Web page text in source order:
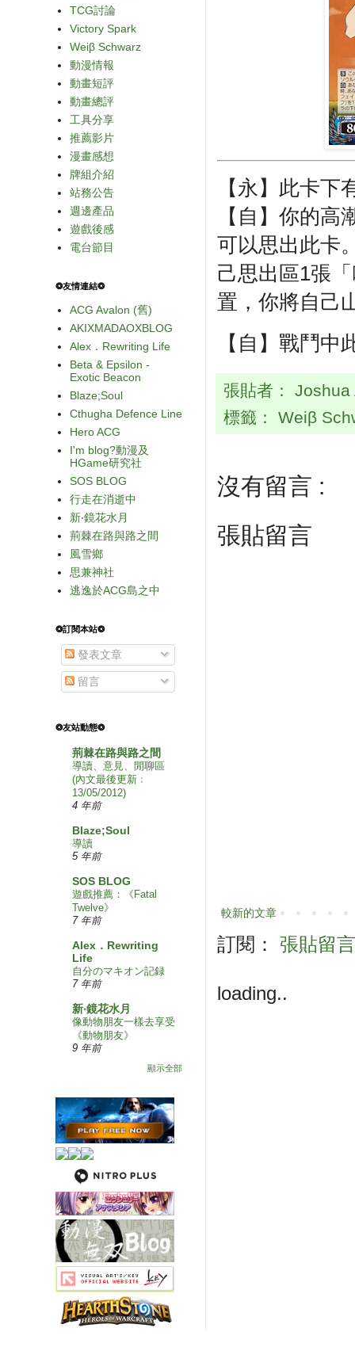
【永】此卡
【自】你的
可以思出此卡
己思出區1張
置，你將自己
【自】戰鬥
張貼者：
標籤： Weiβ
沒有留言 :
張貼留言
較新的文章
訂閱： 張貼留
loading..
TCG討論
Victory Spark
Weiβ Schwarz
動漫情報
動畫短評
動畫總評
工具分享
推薦影片
漫畫感想
牌組介紹
站務公告
週邊產品
遊戲後感
電台節目
❂友情連結❂
ACG Avalon (舊)
AKIXMADAOXBLOG
Alex．Rewriting Life
Beta & Epsilon -
Exotic Beacon
Blaze;Soul
Cthugha Defence Line
Hero ACG
I'm blog?動漫及
HGame研究社
SOS BLOG
行走在消逝中
新‧鏡花水月
荊棘在路與路之間
風雪鄉
思兼神社
逃逸於ACG島之中
❂訂閱本站❂
發表文章
留言
❂友站動態❂
荊棘在路與路之間
導讀、意見、閒聊區
(內文最後更新﹕
13/05/2012)
4 年前
Blaze;Soul
導讀
5 年前
SOS BLOG
遊戲推薦：《Fatal
Twelve》
7 年前
Alex．Rewriting
Life
自分のマキオン記録
7 年前
新‧鏡花水月
像動物朋友一樣去享受
《動物朋友》
9 年前
顯示全部